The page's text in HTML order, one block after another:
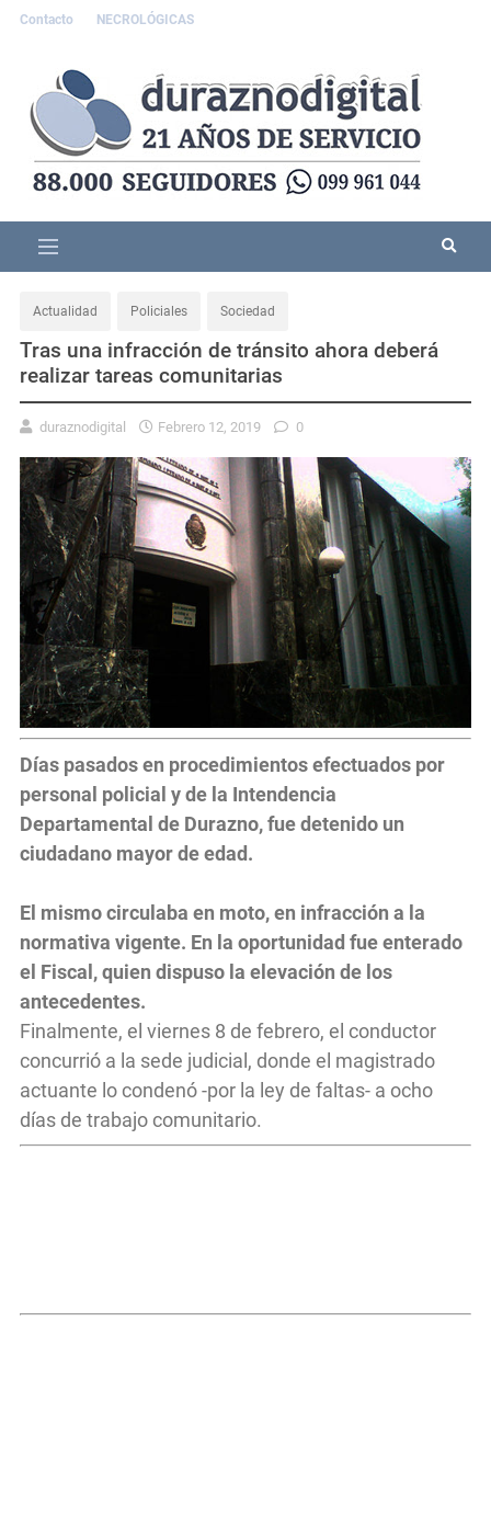
Contacto NECROLÓGICAS
Actualidad Policiales Sociedad
Tras una infracción de tránsito ahora deberá
realizar tareas comunitarias
duraznodigital Febrero 12, 2019 0
Días pasados en procedimientos efectuados por
personal policial y de la Intendencia
Departamental de Durazno, fue detenido un
ciudadano mayor de edad.
El mismo circulaba en moto, en infracción a la
normativa vigente. En la oportunidad fue enterado
el Fiscal, quien dispuso la elevación de los
antecedentes.
Finalmente, el viernes 8 de febrero, el conductor
concurrió a la sede judicial, donde el magistrado
actuante lo condenó -por la ley de faltas- a ocho
días de trabajo comunitario.